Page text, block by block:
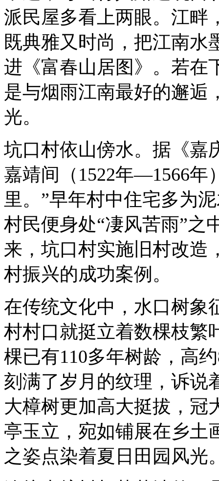
派民屋多看上两眼。江畔
既典雅又时尚，把江南水
进《富春山居图》。若在
是与烟雨江南最好的邂逅
光。
坑口村依山傍水。据《嘉
嘉靖间（1522年—1566年
里。”早年村中住宅多为
村民便身处“凄风苦雨”之
来，坑口村实施旧村改造
村振兴的成功案例。
在传统文化中，水口树象
村村口就挺立着数棵枝繁
棵已有110多年树龄，高
刻满了岁月的纹理，诉说
大樟树更加高大挺拔，冠
亭玉立，宛如铺展在乡土
之姿点染着夏日田园风光